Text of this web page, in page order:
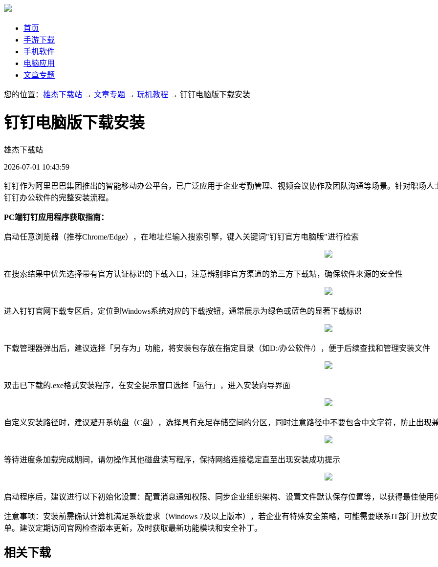
首页
手游下载
手机软件
电脑应用
文章专题
您的位置： 雄杰下载站 → 文章专题 → 玩机教程 → 钉钉电脑版下载安装
钉钉电脑版下载安装
雄杰下载站
2026-07-01 10:43:59
钉钉作为阿里巴巴集团推出的智能移动办公平台，已广泛应用于企业考勤管理、视频会议协作及团队沟通等场景。针对职场
钉钉办公软件的完整安装流程。
PC端钉钉应用程序获取指南：
启动任意浏览器（推荐Chrome/Edge），在地址栏输入搜索引擎，键入关键词"钉钉官方电脑版"进行检索
在搜索结果中优先选择带有官方认证标识的下载入口，注意辨别非官方渠道的第三方下载站，确保软件来源的安全性
进入钉钉官网下载专区后，定位到Windows系统对应的下载按钮，通常展示为绿色或蓝色的显著下载标识
下载管理器弹出后，建议选择「另存为」功能，将安装包存放在指定目录（如D:/办公软件/），便于后续查找和管理安装文件
双击已下载的.exe格式安装程序，在安全提示窗口选择「运行」，进入安装向导界面
自定义安装路径时，建议避开系统盘（C盘），选择具有充足存储空间的分区，同时注意路径中不要包含中文字符，防止出现
等待进度条加载完成期间，请勿操作其他磁盘读写程序，保持网络连接稳定直至出现安装成功提示
启动程序后，建议进行以下初始化设置：配置消息通知权限、同步企业组织架构、设置文件默认保存位置等，以获得最佳使用
注意事项：安装前需确认计算机满足系统要求（Windows 7及以上版本），若企业有特殊安全策略，可能需要联系IT部门开放
单。建议定期访问官网检查版本更新，及时获取最新功能模块和安全补丁。
相关下载